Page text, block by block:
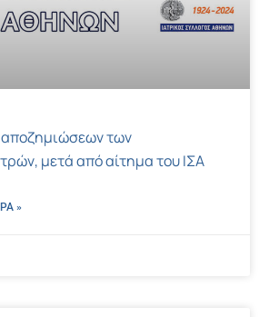
των
μετά από αίτημα του ΙΣΑ
»